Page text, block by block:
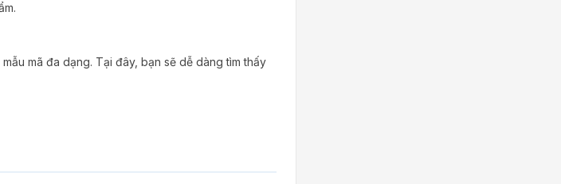
mã đa dạng. Tại đây, bạn sẽ dễ dàng tìm thấy